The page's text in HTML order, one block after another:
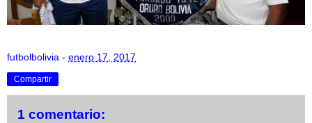
futbolbolivia - enero 17, 2017
Compartir
1 comentario: